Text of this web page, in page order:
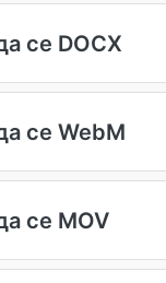
се DOCX
се WebM
се MOV